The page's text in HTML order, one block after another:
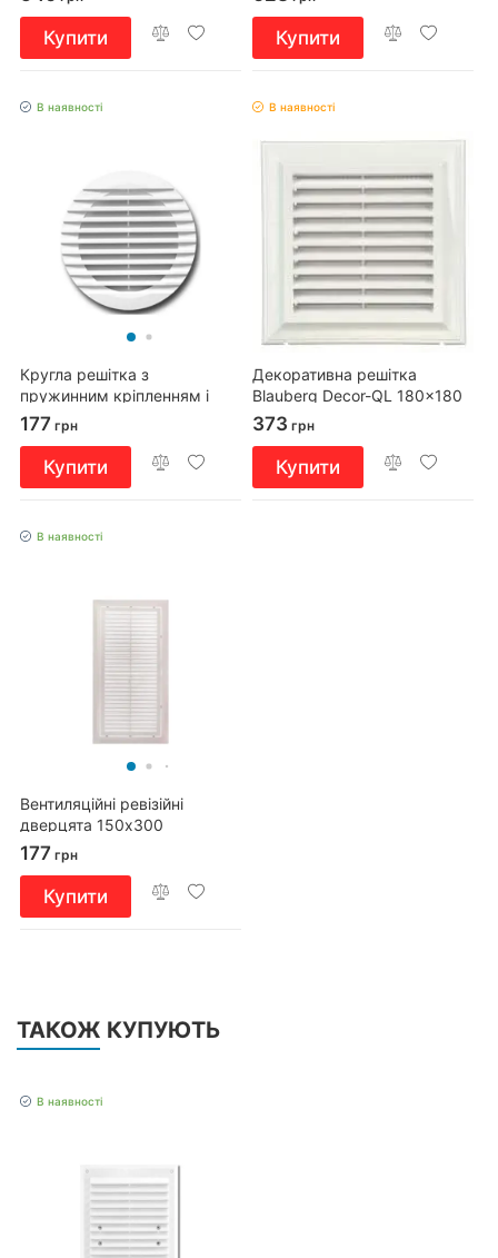
Купити Купити
В наявності
Кругла решітка з
пружинним кріпленням і
фланцем d180xd150
177 грн
Купити
В наявності
Декоративна решітка
Blauberg Decor-QL 180x180
373 грн
Купити
В наявності
Вентиляційні ревізійні
дверцята 150х300
177 грн
Купити
ТАКОЖ КУПУЮТЬ
В наявності